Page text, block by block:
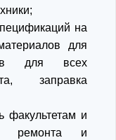
на
для
для всех
заправка
факультетам и
ремонта и